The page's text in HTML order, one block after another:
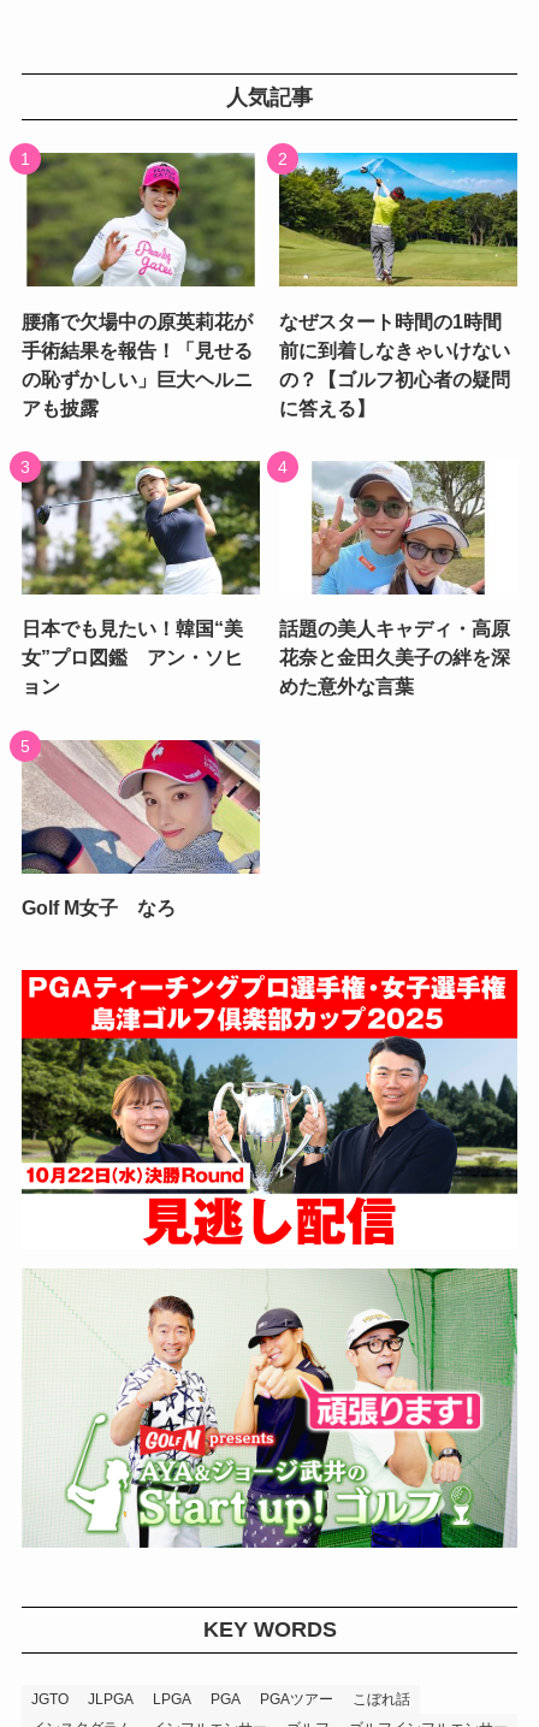
人気記事
腰痛で欠場中の原英莉花が
手術結果を報告！「見せる
の恥ずかしい」巨大ヘルニ
アも披露
なぜスタート時間の1時間
前に到着しなきゃいけない
の？【ゴルフ初心者の疑問
に答える】
日本でも見たい！韓国“美
女”プロ図鑑 アン・ソヒ
ョン
話題の美人キャディ・高原
花奈と金田久美子の絆を深
めた意外な言葉
Golf M女子 なろ
KEY WORDS
JGTO JLPGA LPGA PGA PGAツアー
こぼれ話